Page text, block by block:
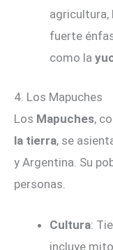
agricultura,
fuerte
como la
4. Los Mapuches
Los Mapuches,
la tierra, se
y Argentina. Su
personas.
Cultura:
incluye